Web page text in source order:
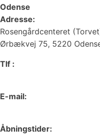
Odense
Adresse:
Rosengårdcenteret
Ørbækvej 75, 5220
Tlf :
E-mail:
Åbningstider: